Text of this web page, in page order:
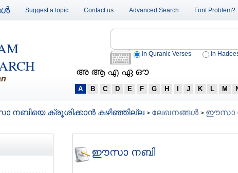
Suggest a topic Contact us Advanced Search Font Problem?
in Quranic Verses in
അ ആ എ ഏ ഔ
A B C D E F G H J K L M
നബിയെ ക്രൂശിക്കാന്‍ കഴിഞ്ഞില്ല > ലേഖനങ്ങള്‍ > ഈസാ
ഈസാ നബി